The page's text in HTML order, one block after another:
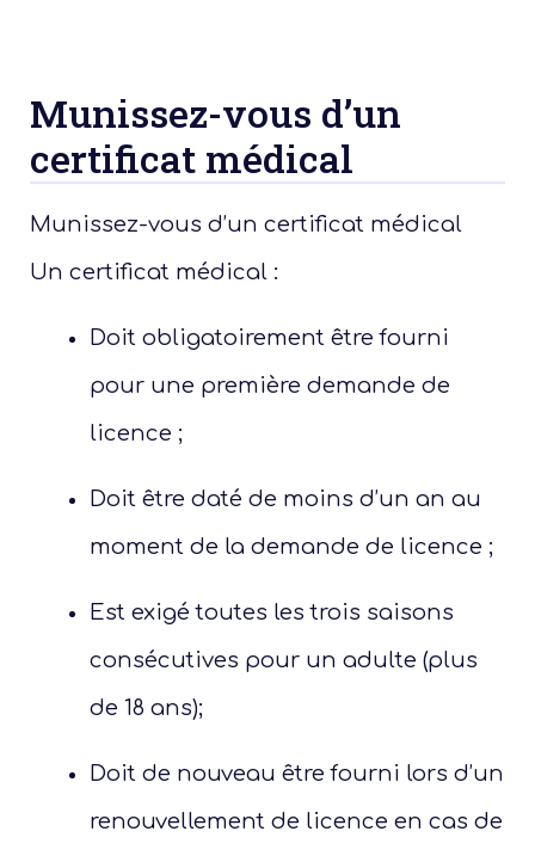
Munissez-vous d’un
certificat médical
Munissez-vous d’un certificat médical
Un certificat médical :
Doit obligatoirement être fourni
pour une première demande de
licence ;
Doit être daté de moins d’un an au
moment de la demande de licence ;
Est exigé toutes les trois saisons
consécutives pour un adulte (plus
de 18 ans);
Doit de nouveau être fourni lors d’un
renouvellement de licence en cas de